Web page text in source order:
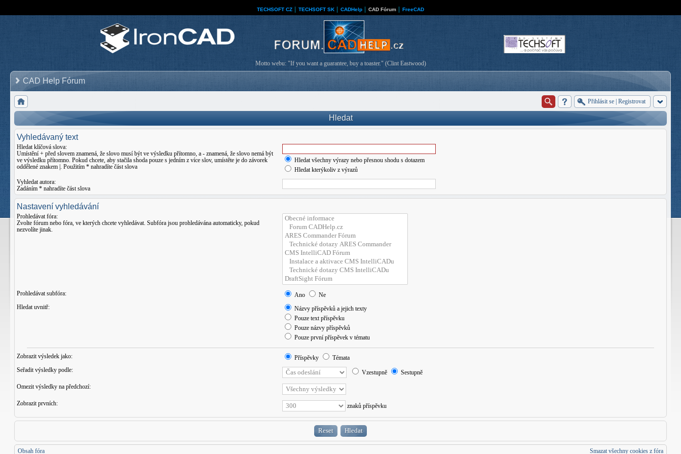
TECHSOFT CZ TECHSOFT SK CADHelp CAD Fórum FreeCAD
Motto webu: "If you want a guarantee, buy a toaster." (Clint Eastwood)
CAD Help Fórum
Přihlásit se Registrovat
Hledat
Vyhledávaný text
Hledat klíčová slova:
Umístění + před slovem znamená, že slovo musí být ve výsledku přítomno, a - znamená, že slovo nemá být
ve výsledku přítomno. Pokud chcete, aby stačila shoda pouze s jedním z více slov, umístěte je do závorek
oddělené znakem . Použitím * nahradíte část slova
Hledat všechny výrazy nebo přesnou shodu s dotazem
Hledat kterýkoliv z výrazů
Vyhledat autora:
Zadáním * nahradíte část slova
Nastavení vyhledávání
Prohledávat fóra:
Zvolte fórum nebo fóra, ve kterých chcete vyhledávat. Subfóra jsou prohledávána automaticky, pokud
nezvolíte jinak.
Prohledávat subfóra: Ano
Ne
Hledat uvnitř:
Názvy příspěvků a jejich texty
Pouze text příspěvku
Pouze názvy příspěvků
Pouze první příspěvek v tématu
Zobrazit výsledek jako: Příspěvky
Témata
Seřadit výsledky podle:
Vzestupně
Sestupně
Omezit výsledky na předchozí:
Zobrazit prvních: znaků příspěvku
Obsah fóra Smazat všechny cookies z fóra